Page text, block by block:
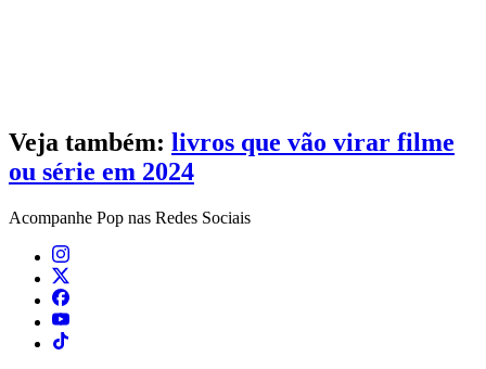
Veja também: livros que vão virar filme
ou série em 2024
Acompanhe Pop nas Redes Sociais